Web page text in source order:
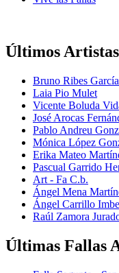
Últimos
Bruno Ribes
Laia Pio Mulet
Vicente Boluda
José Arocas
Pablo Andreu
Mónica López
Erika Mateo
Pascual Garrido
Art - Fa C.b.
Ángel Mena
Ángel Carrillo
Raúl Zamora
Últimas Fallas